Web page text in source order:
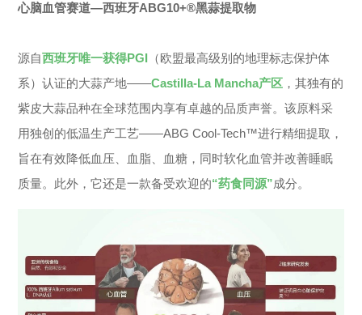
心脑血管赛道—西班牙ABG10+®黑蒜提取物
源自西班牙唯一获得PGI （欧盟最高级别的地理标志保护体
系）认证的大蒜产地——Castilla-La Mancha产区 ，其独有的
紫皮大蒜品种在全球范围内享有卓越的品质声誉。该原料采
用独创的低温生产工艺——ABG Cool-Tech™进行精细提取，
旨在有效降低血压、血脂、血糖，同时软化血管并改善睡眠
质量。此外，它还是一款备受欢迎的“药食同源”成分。